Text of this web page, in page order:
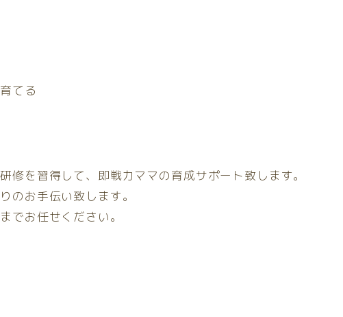
てる
修を習得して、即戦力ママの育成サポート致します。
のお手伝い致します。
でお任せください。